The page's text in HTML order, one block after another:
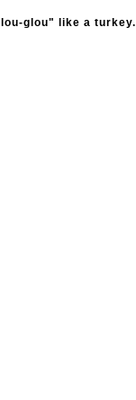
glou" like a turkey.